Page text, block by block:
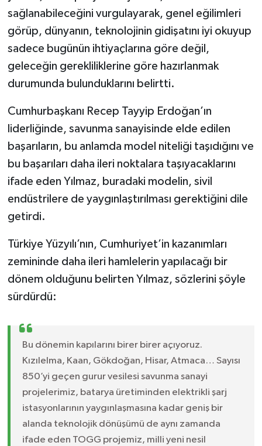
sağlanabileceğini vurgulayarak, genel eğilimleri
görüp, dünyanın, teknolojinin gidişatını iyi okuyup
sadece bugünün ihtiyaçlarına göre değil,
geleceğin gerekliliklerine göre hazırlanmak
durumunda bulunduklarını belirtti.
Cumhurbaşkanı Recep Tayyip Erdoğan’ın
liderliğinde, savunma sanayisinde elde edilen
başarıların, bu anlamda model niteliği taşıdığını ve
bu başarıları daha ileri noktalara taşıyacaklarını
ifade eden Yılmaz, buradaki modelin, sivil
endüstrilere de yaygınlaştırılması gerektiğini dile
getirdi.
Türkiye Yüzyılı’nın, Cumhuriyet’in kazanımları
zemininde daha ileri hamlelerin yapılacağı bir
dönem olduğunu belirten Yılmaz, sözlerini şöyle
sürdürdü:
Bu dönemin kapılarını birer birer açıyoruz.
Kızılelma, Kaan, Gökdoğan, Hisar, Atmaca… Sayısı
850’yi geçen gurur vesilesi savunma sanayi
projelerimiz, batarya üretiminden elektrikli şarj
istasyonlarının yaygınlaşmasına kadar geniş bir
alanda teknolojik dönüşümü de aynı zamanda
ifade eden TOGG projemiz, milli yeni nesil